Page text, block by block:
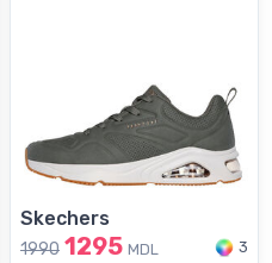
Skechers
1990 1295 MDL 3